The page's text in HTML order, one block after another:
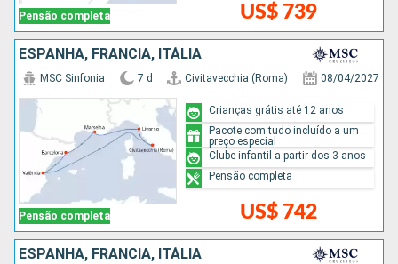
Pensão completa US$ 739
ESPANHA, FRANCIA, ITÁLIA
Pensão completa
MSC Sinfonia 7 d Civitavecchia (Roma) 08/04/2027
US$ 742
Crianças grátis até 12 anos
Pacote com tudo incluído a um
preço especial
Clube infantil a partir dos 3 anos
Pensão completa
ESPANHA, FRANCIA, ITÁLIA